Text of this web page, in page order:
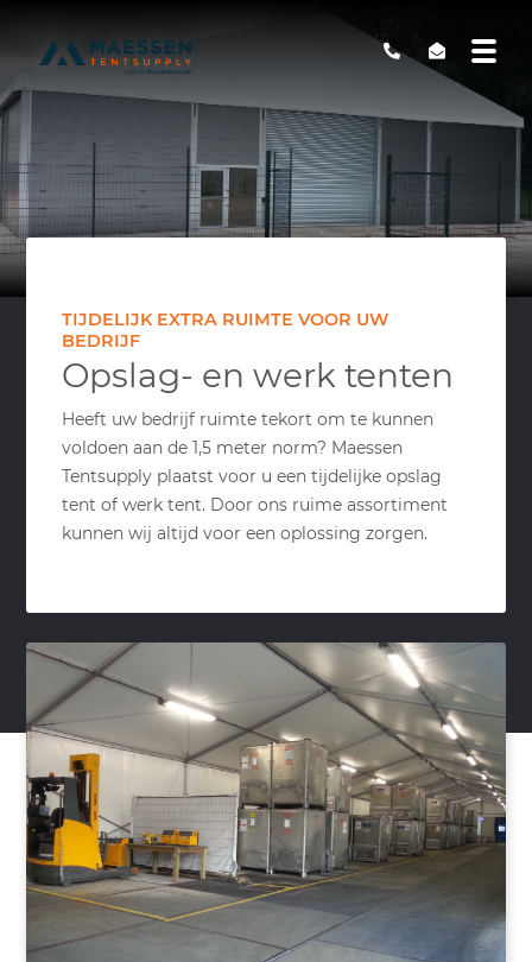
TIJDELIJK EXTRA RUIMTE VOOR UW
BEDRIJF
Opslag- en werk tenten
Heeft uw bedrijf ruimte tekort om te kunnen
voldoen aan de 1,5 meter norm? Maessen
Tentsupply plaatst voor u een tijdelijke opslag
tent of werk tent. Door ons ruime assortiment
kunnen wij altijd voor een oplossing zorgen.